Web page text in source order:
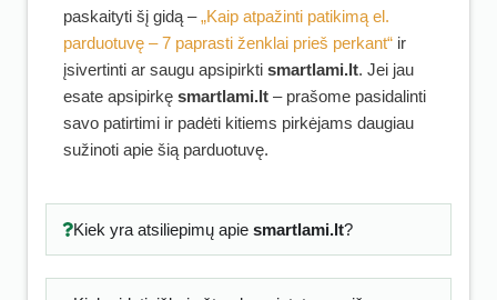
paskaityti šį gidą –„Kaip atpažinti patikimą el.
parduotuvę – 7 paprasti ženklai prieš perkant“ ir
įsivertinti ar saugu apsipirkti smartlami.lt. Jei jau
esate apsipirkę smartlami.lt – prašome pasidalinti
savo patirtimi ir padėti kitiems pirkėjams daugiau
sužinoti apie šią parduotuvę.
Kiek yra atsiliepimų apie smartlami.lt?